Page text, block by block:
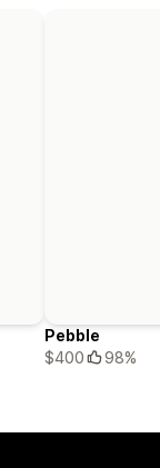
Pebble
$400
98%